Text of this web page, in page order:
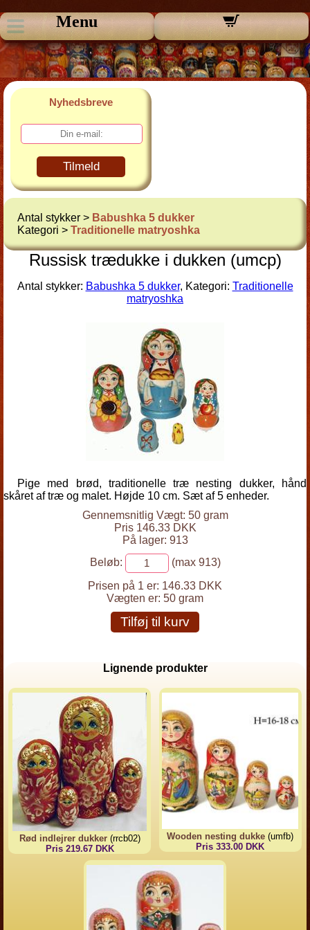
Menu
Nyhedsbreve
Tilmeld
Antal stykker > Babushka 5 dukker
Kategori > Traditionelle matryoshka
Russisk trædukke i dukken (umcp)
Antal stykker: Babushka 5 dukker, Kategori: Traditionelle
matryoshka
Pige med brød, traditionelle træ nesting dukker, hånd
skåret af træ og malet. Højde 10 cm. Sæt af 5 enheder.
Gennemsnitlig Vægt: 50 gram
Pris 146.33 DKK
På lager: 913
Beløb:
(max 913)
Prisen på 1 er: 146.33 DKK
Vægten er: 50 gram
Tilføj til kurv
Lignende produkter
Rød indlejrer dukker(rrcb02)
Pris 219.67 DKK
Wooden nesting dukke (umfb)
Pris 333.00 DKK